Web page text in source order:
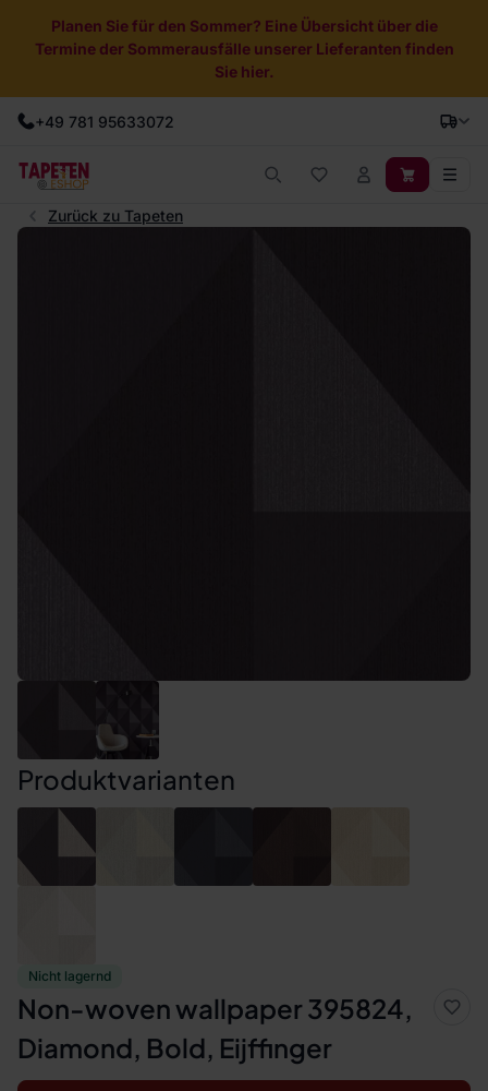
Planen Sie für den Sommer? Eine Übersicht über die
Termine der Sommerausfälle unserer Lieferanten finden
Sie hier.
+49 781 95633072
Zurück zu Tapeten
Nicht lagernd
Non-woven wallpaper 395824,
Diamond, Bold, Eijffinger
Produktvarianten